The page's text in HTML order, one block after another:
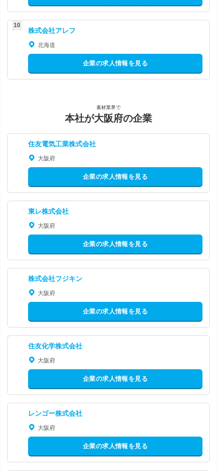
株式会社アレフ
北海道
企業の求人情報を見る
素材業界で
本社が大阪府の企業
住友電気工業株式会社
大阪府
企業の求人情報を見る
東レ株式会社
大阪府
企業の求人情報を見る
株式会社フジキン
大阪府
企業の求人情報を見る
住友化学株式会社
大阪府
企業の求人情報を見る
レンゴー株式会社
大阪府
企業の求人情報を見る